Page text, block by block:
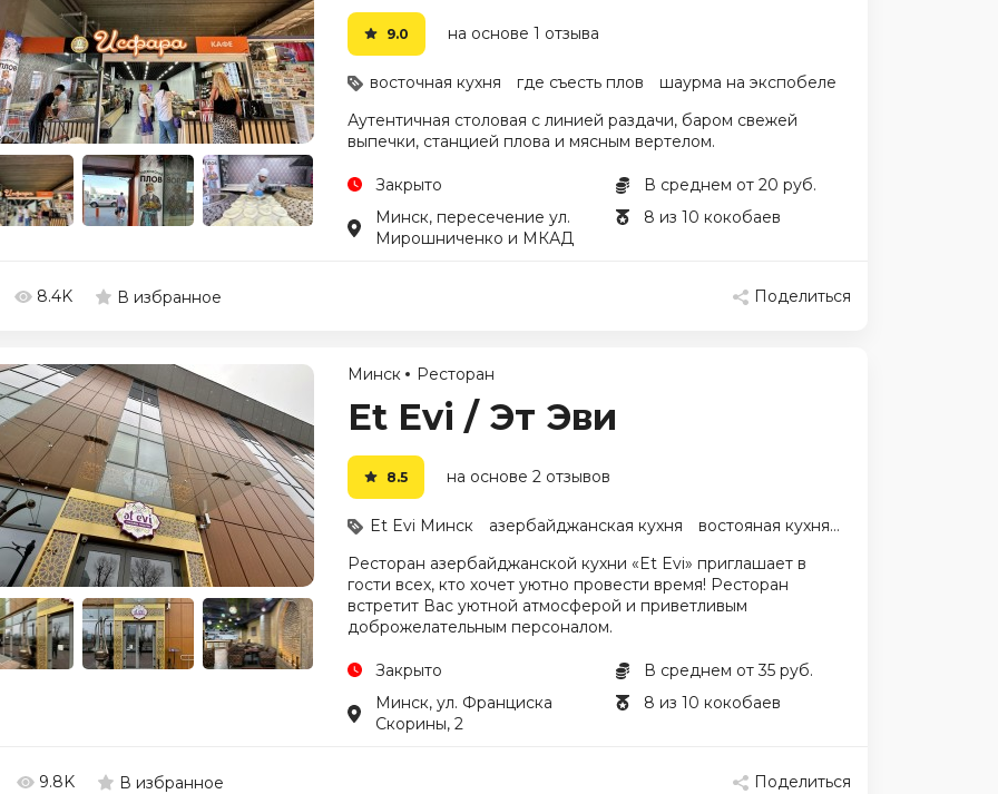
9.0 на основе 1 отзыва
восточная кухня где съесть плов
шаурма на экспобеле
Аутентичная столовая с линией раздачи, баром свежей
выпечки, станцией плова и мясным вертелом.
Закрыто
В среднем от 20 руб.
Минск, пересечение ул.
Мирошниченко и МКАД
8 из 10 кокобаев
8.4K В избранное Поделиться
Минск Ресторан
Et Evi / Эт Эви
8.5 на основе 2 отзывов
Et Evi Минск азербайджанская кухня востояная кухня
Ресторан азербайджанской кухни «Et Evi» приглашает в
гости всех, кто хочет уютно провести время! Ресторан
встретит Вас уютной атмосферой и приветливым
доброжелательным персоналом.
Закрыто
В среднем от 35 руб.
Минск, ул. Франциска
Скорины, 2
8 из 10 кокобаев
9.8K В избранное Поделиться